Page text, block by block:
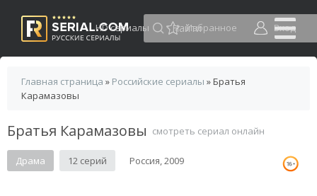
HD сериалы Избранное Вход
Главная страница » Российские сериалы » Братья
Карамазовы
Братья Карамазовы смотреть сериал онлайн
Драма 12 серий Россия, 2009